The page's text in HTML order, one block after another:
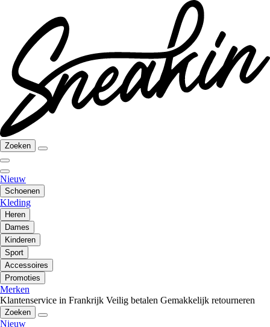
Zoeken
Nieuw
Schoenen
Kleding
Heren
Dames
Kinderen
Sport
Accessoires
Promoties
Merken
Klantenservice in Frankrijk Veilig betalen Gemakkelijk retourneren
Zoeken
Nieuw